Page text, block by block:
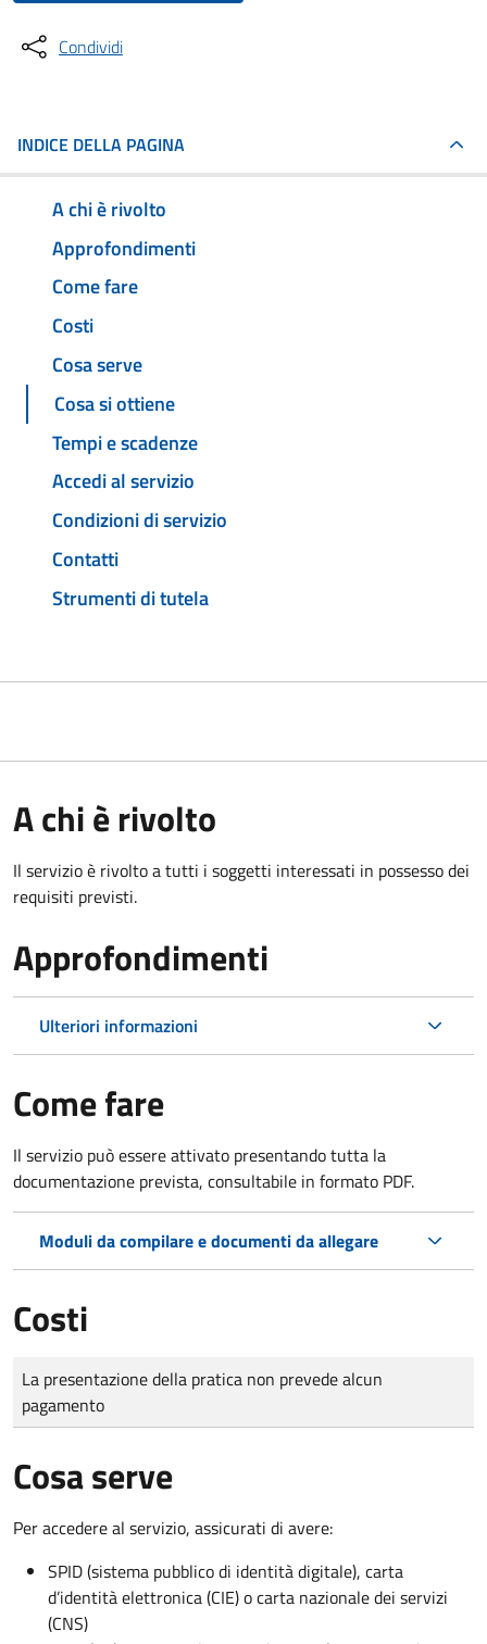
Condividi
INDICE DELLA PAGINA
A chi è rivolto
Approfondimenti
Come fare
Costi
Cosa serve
Cosa si ottiene
Tempi e scadenze
Accedi al servizio
Condizioni di servizio
Contatti
Strumenti di tutela
A chi è rivolto
Il servizio è rivolto a tutti i soggetti interessati in possesso dei
requisiti previsti.
Approfondimenti
Ulteriori informazioni
Come fare
Il servizio può essere attivato presentando tutta la
documentazione prevista, consultabile in formato PDF.
Moduli da compilare e documenti da allegare
Costi
Tipo di pagamento
Importo
La presentazione della pratica non prevede alcun
pagamento
Cosa serve
Per accedere al servizio, assicurati di avere:
SPID (sistema pubblico di identità digitale), carta
d’identità elettronica (CIE) o carta nazionale dei servizi
(CNS)